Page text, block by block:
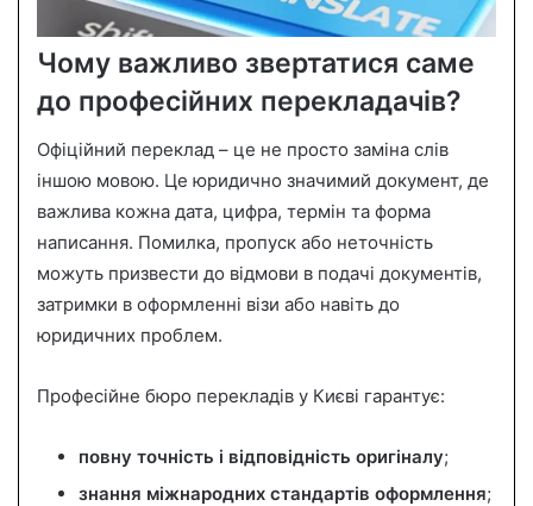
Чому важливо звертатися саме
до професійних перекладачів?
Офіційний переклад – це не просто заміна слів
іншою мовою. Це юридично значимий документ, де
важлива кожна дата, цифра, термін та форма
написання. Помилка, пропуск або неточність
можуть призвести до відмови в подачі документів,
затримки в оформленні візи або навіть до
юридичних проблем.
Професійне бюро перекладів у Києві гарантує:
повну точність і відповідність оригіналу;
знання міжнародних стандартів оформлення;